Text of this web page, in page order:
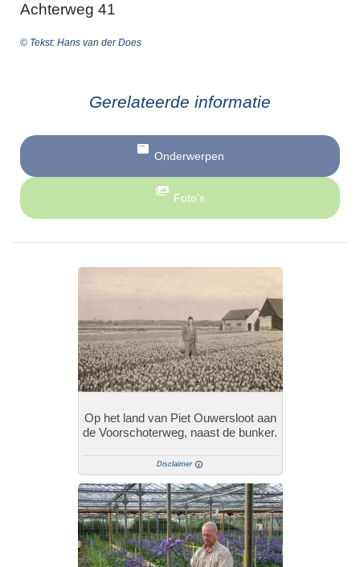
Achterweg 41
© Tekst: Hans van der Does
Gerelateerde informatie
Onderwerpen
Foto’s
Op het land van Piet Ouwersloot aan
de Voorschoterweg, naast de bunker.
Disclaimer